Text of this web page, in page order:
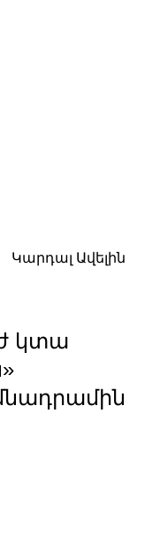
Կարդալ Ավելին
կտա